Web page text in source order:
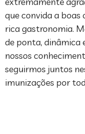
que convida a boas
rica gastronomia.
de ponta,
nossos
seguirmos juntos
imunizações por